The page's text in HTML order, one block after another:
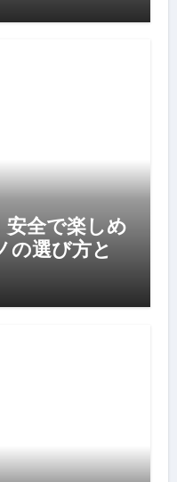
安全で楽しめ
の選び方と